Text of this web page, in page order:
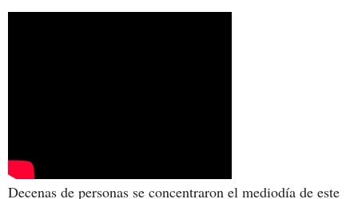
Decenas de personas se concentraron el mediodía de este